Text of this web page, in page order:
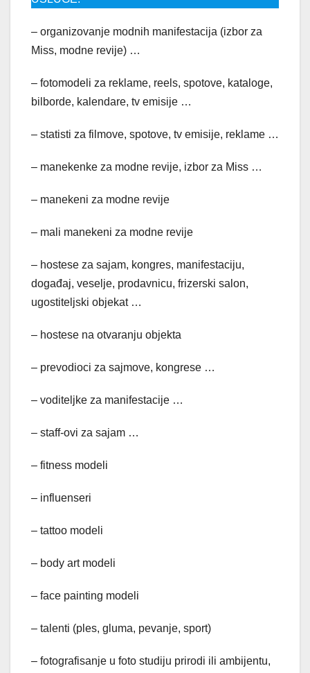
– organizovanje modnih manifestacija (izbor za
Miss, modne revije) …
– fotomodeli za reklame, reels, spotove, kataloge,
bilborde, kalendare, tv emisije …
– statisti za filmove, spotove, tv emisije, reklame …
– manekenke za modne revije, izbor za Miss …
– manekeni za modne revije
– mali manekeni za modne revije
– hostese za sajam, kongres, manifestaciju,
događaj, veselje, prodavnicu, frizerski salon,
ugostiteljski objekat …
– hostese na otvaranju objekta
– prevodioci za sajmove, kongrese …
– voditeljke za manifestacije …
– staff-ovi za sajam …
– fitness modeli
– influenseri
– tattoo modeli
– body art modeli
– face painting modeli
– talenti (ples, gluma, pevanje, sport)
– fotografisanje u foto studiju prirodi ili ambijentu,